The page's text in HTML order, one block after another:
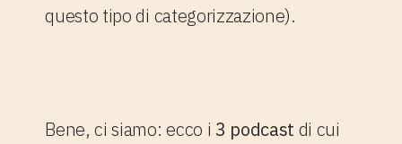
questo tipo di categorizzazione).
Bene, ci siamo: ecco i 3 podcast di cui